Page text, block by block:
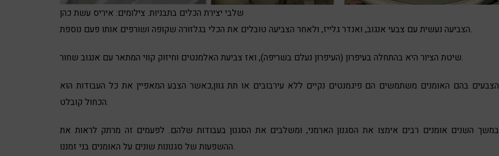
שלבי יצירת הכלים בתבניות. צילומים: איריס עשת כהן
הצביעה נעשית עם צבעי אנגוב, ואנדר גלייז, ולאחר הצביעה טובלים את הכלי בגלזורה שקופה ושורפים אותו פעם נוספת.
שיטת הציור היא בהתחלה בעיפרון (העיפרון נעלם בשריפה), ואז צביעת האלמנטים וחיזוק קווי המתאר עם אנגוב שחור.
הצבעים בהם האומנים משתמשים הם פיגמנטים נקיים ללא עירבובים או תת גוון,כאשר הצבע המאפיין את כל העבודות הוא
הכחול קובלט.
במשך השנים אומנים רבים אימצו את הסגנון הארמני, ומשלבים את הסגנון בעבודות שלהם. לפעמים זה מרתק לראות את
ההשפעות של סגנונות שונים על האומנים בני זמננו.